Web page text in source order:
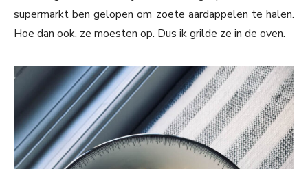
supermarkt ben gelopen om zoete aardappelen te halen.
Hoe dan ook, ze moesten op. Dus ik grilde ze in de oven.